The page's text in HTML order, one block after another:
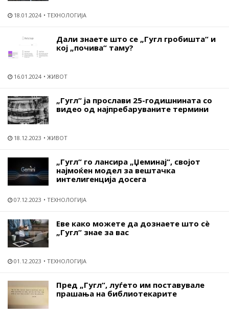
18.01.2024 ТЕХНОЛОГИЈА
Дали знаете што се „Гугл гробишта“ и
кој „почива“ таму?
16.01.2024 ЖИВОТ
„Гугл“ ја прослави 25-годишнината со
видео од најпребаруваните термини
18.12.2023 ЖИВОТ
„Гугл“ го лансира „Џеминај“, својот
најмоќен модел за вештачка
интелигенција досега
07.12.2023 ТЕХНОЛОГИЈА
Еве како можете да дознаете што сѐ
„Гугл“ знае за вас
01.12.2023 ТЕХНОЛОГИЈА
Пред „Гугл“, луѓето им поставувале
прашања на библиотекарите